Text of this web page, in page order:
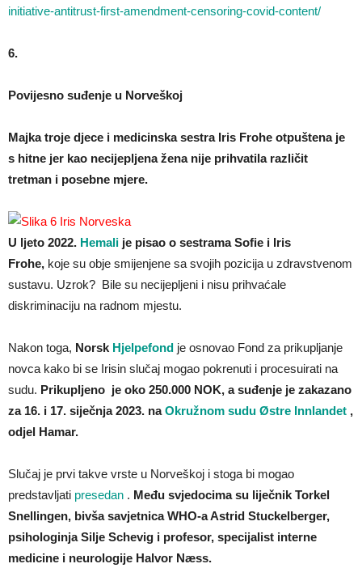
initiative-antitrust-first-amendment-censoring-covid-content/
6.
Povijesno suđenje u Norveškoj
Majka troje djece i medicinska sestra Iris Frohe otpuštena je
s hitne jer kao necijepljena žena nije prihvatila različit
tretman i posebne mjere.
U ljeto 2022. Hemali je pisao o sestrama Sofie i Iris
Frohe, koje su obje smijenjene sa svojih pozicija u zdravstvenom
sustavu. Uzrok? Bile su necijepljeni i nisu prihvaćale
diskriminaciju na radnom mjestu.
Nakon toga, Norsk Hjelpefond je osnovao Fond za prikupljanje
novca kako bi se Irisin slučaj mogao pokrenuti i procesuirati na
sudu. Prikupljeno je oko 250.000 NOK, a suđenje je zakazano
za 16. i 17. siječnja 2023. naOkružnom sudu Østre Innlandet ,
odjel Hamar.
Slučaj je prvi takve vrste u Norveškoj i stoga bi mogao
predstavljati presedan . Među svjedocima su liječnik Torkel
Snellingen, bivša savjetnica WHO-a Astrid Stuckelberger,
psihologinja Silje Schevig i profesor, specijalist interne
medicine i neurologije Halvor Næss.